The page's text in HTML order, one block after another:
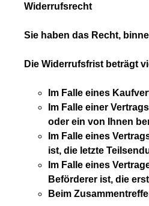
Widerrufsrecht
Sie haben das Recht,
Die Widerrufsfrist beträgt
Im Falle eines
Im Falle einer
oder ein von Ihnen
Im Falle eines
ist, die letzte
Im Falle eines
Beförderer ist, die
Beim